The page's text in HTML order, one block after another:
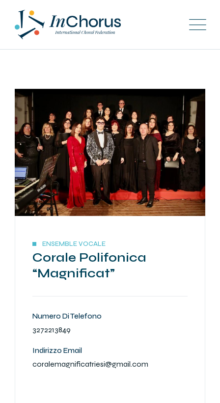
ENSEMBLE VOCALE
Corale Polifonica
“Magnificat”
Numero Di Telefono
3272213849
Indirizzo Email
coralemagnificatriesi@gmail.com